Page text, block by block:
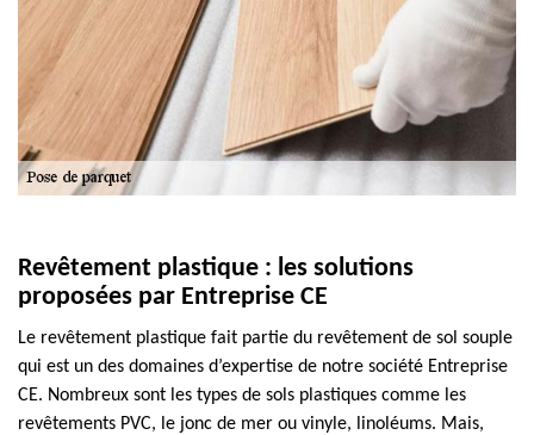
Revêtement plastique : les solutions
proposées par Entreprise CE
Le revêtement plastique fait partie du revêtement de sol souple
qui est un des domaines d’expertise de notre société Entreprise
CE. Nombreux sont les types de sols plastiques comme les
revêtements PVC, le jonc de mer ou vinyle, linoléums. Mais,